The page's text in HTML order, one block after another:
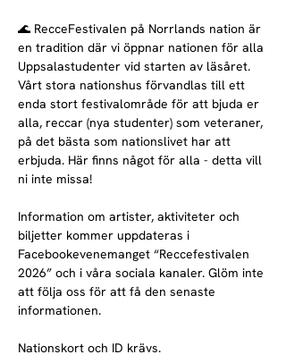
🌊 RecceFestivalen på Norrlands nation är
en tradition där vi öppnar nationen för alla
Uppsalastudenter vid starten av läsåret.
Vårt stora nationshus förvandlas till ett
enda stort festivalområde för att bjuda er
alla, reccar (nya studenter) som veteraner,
på det bästa som nationslivet har att
erbjuda. Här finns något för alla - detta vill
ni inte missa!
Information om artister, aktiviteter och
biljetter kommer uppdateras i
Facebookevenemanget “Reccefestivalen
2026” och i våra sociala kanaler. Glöm inte
att följa oss för att få den senaste
informationen.
Nationskort och ID krävs.